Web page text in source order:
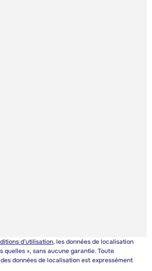
d’utilisation, les données de localisation
quelles », sans aucune garantie. Toute
données de localisation est expressément